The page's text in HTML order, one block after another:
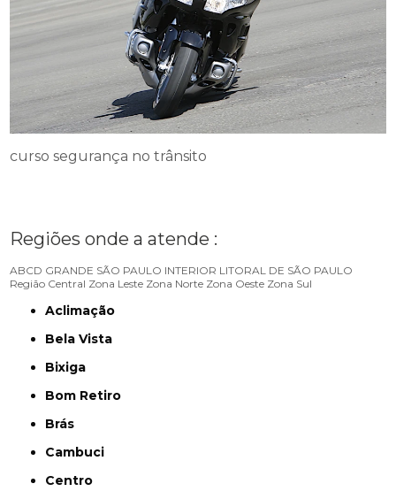
curso segurança no trânsito
Regiões onde a atende :
ABCD GRANDE SÃO PAULO INTERIOR LITORAL DE SÃO PAULO
Região Central Zona Leste Zona Norte Zona Oeste Zona Sul
Aclimação
Bela Vista
Bixiga
Bom Retiro
Brás
Cambuci
Centro